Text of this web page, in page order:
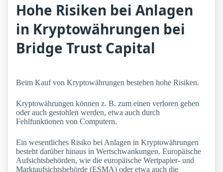
Hohe Risiken bei Anlagen
in Kryptowährungen bei
Bridge Trust Capital
Beim Kauf von Kryptowährungen bestehen hohe Risiken.
Kryptowährungen können z. B. zum einen verloren gehen
oder auch gestohlen werden, etwa auch durch
Fehlfunktionen von Computern.
Ein wesentliches Risiko bei Anlagen in Kryptowährungen
besteht darüber hinaus in Wertschwankungen. Europäische
Aufsichtsbehörden, wie die europäische Wertpapier- und
Marktaufsichtsbehörde (ESMA) oder etwa auch die